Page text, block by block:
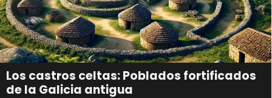
Los castros celtas: Poblados fortificados
de la Galicia antigua